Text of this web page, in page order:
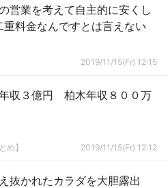
営業を考えて自主的に安くし
料金なんですとは言えない
2019/11/15(Fr) 12:15
年収３億円 柏木年収８００万
め】 2019/11/15(Fr) 12:12
抜かれたカラダを大胆露出